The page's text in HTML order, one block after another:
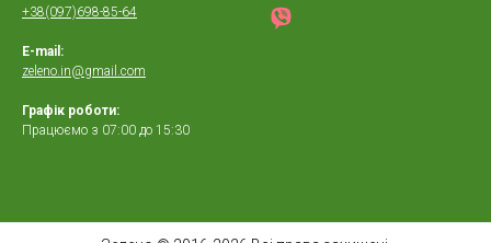
+38(097)698-85-64
E-mail:
zeleno.in@gmail.com
Графік роботи:
Працюємо з 07:00 до 15:30